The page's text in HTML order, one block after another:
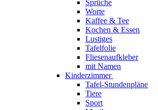
Sprüche
Worte
Kaffee & Tee
Kochen & Essen
Lustiges
Tafelfolie
Fliesenaufkleber
mit Namen
Kinderzimmer
Tafel-Stundenpläne
Tiere
Sport